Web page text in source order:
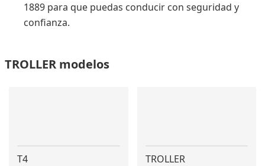
1889 para que puedas conducir con seguridad y
confianza.
TROLLER modelos
T4 TROLLER